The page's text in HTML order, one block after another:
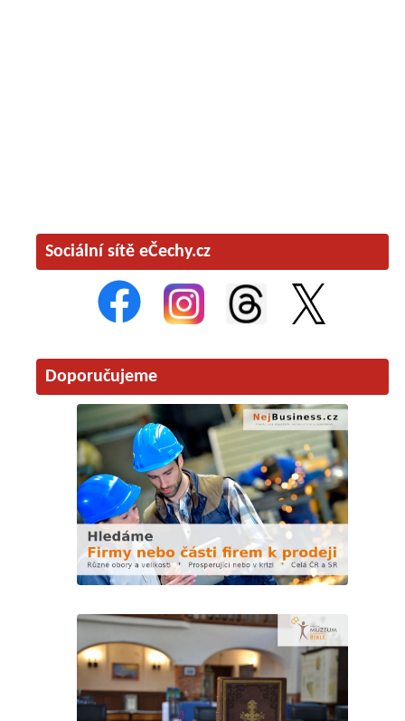
Sociální sítě eČechy.cz
Doporučujeme